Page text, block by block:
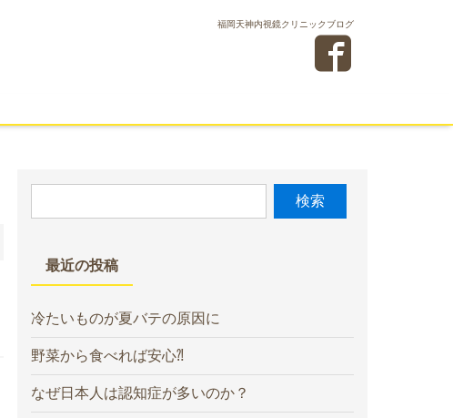
福岡天神内視鏡クリニックブログ
最近の投稿
冷たいものが夏バテの原因に
野菜から食べれば安心⁈
なぜ日本人は認知症が多いのか？